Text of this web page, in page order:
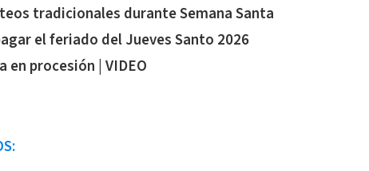
tradicionales durante Semana Santa
el feriado del Jueves Santo 2026
en procesión | VIDEO